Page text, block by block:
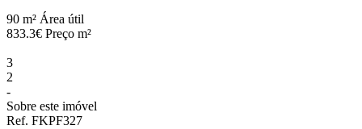
90 m² Área útil
833.3€ Preço m²
3
2
-
Sobre este imóvel
Ref. FKPF327